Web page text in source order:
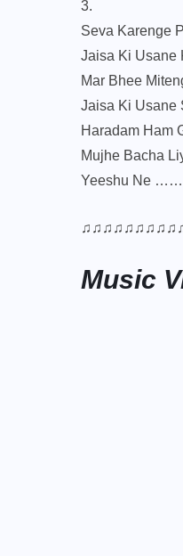
3.
Seva Karenge
Jaisa Ki Usane
Mar Bhee
Jaisa Ki Usane
Haradam Ham
Mujhe Bacha
Yeeshu Ne
Music